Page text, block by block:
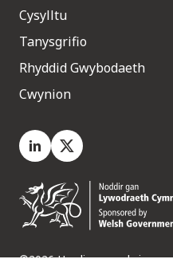
Cysylltu
Tanysgrifio
Rhyddid Gwybodaeth
Cwynion
LinkedIn
X.com